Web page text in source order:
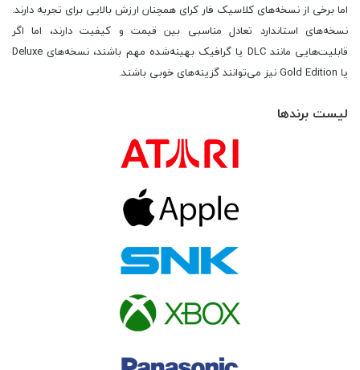
اما برخی از نسخه‌های کلاسیک فار کرای همچنان ارزش بالایی برای تجربه دارند.
نسخه‌های استاندارد تعادل مناسبی بین قیمت و کیفیت دارند، اما اگر
قابلیت‌هایی مانند DLC یا گرافیک بهینه‌شده مهم باشند، نسخه‌های Deluxe
یا Gold Edition نیز می‌توانند گزینه‌های خوبی باشند.
لیست برندها